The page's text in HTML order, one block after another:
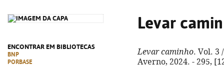
ENCONTRAR EM BIBLIOTECAS
BNP
PORBASE
Levar
Levar caminho. Vol. 3
Averno, 2024. - 295,